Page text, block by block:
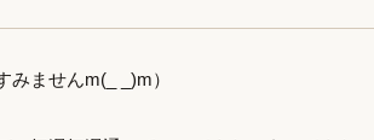
ませんm(_ _)m）